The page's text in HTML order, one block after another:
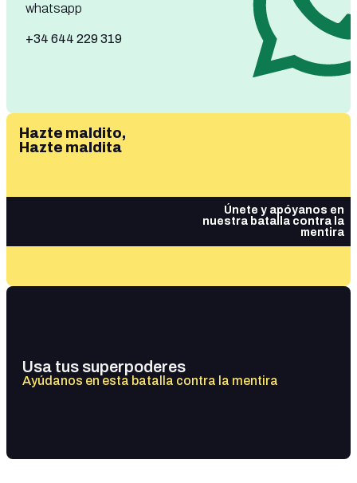
whatsapp
+34 644 229 319
Hazte maldito,
Hazte maldita
Únete y apóyanos en
nuestra batalla contra la
mentira
Usa tus superpoderes
Ayúdanos en esta batalla contra la mentira